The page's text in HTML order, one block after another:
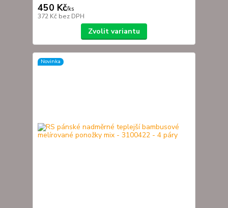
450 Kč/ks
372 Kč bez DPH
Zvolit variantu
Novinka